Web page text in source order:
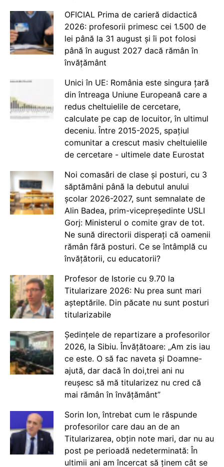
OFICIAL Prima de carieră didactică
2026: profesorii primesc cei 1.500 de
lei până la 31 august și îi pot folosi
până în august 2027 dacă rămân în
învățământ
Unici în UE: România este singura țară
din întreaga Uniune Europeană care a
redus cheltuielile de cercetare,
calculate pe cap de locuitor, în ultimul
deceniu. Între 2015-2025, spațiul
comunitar a crescut masiv cheltuielile
de cercetare - ultimele date Eurostat
Noi comasări de clase și posturi, cu 3
săptămâni până la debutul anului
școlar 2026-2027, sunt semnalate de
Alin Badea, prim-vicepreședinte USLI
Gorj: Ministerul o comite grav de tot.
Ne sună directorii disperați că oamenii
rămân fără posturi. Ce se întâmplă cu
învățătorii, cu educatorii?
Profesor de Istorie cu 9.70 la
Titularizare 2026: Nu prea sunt mari
așteptările. Din păcate nu sunt posturi
titularizabile
Ședințele de repartizare a profesorilor
2026, la Sibiu. Învățătoare: „Am zis iau
ce este. O să fac naveta și Doamne-
ajută, dar dacă în doi,trei ani nu
reușesc să mă titularizez nu cred că
mai rămân în învățământ”
Sorin Ion, întrebat cum le răspunde
profesorilor care dau an de an
Titularizarea, obțin note mari, dar nu au
post pe perioadă nedeterminată: În
ultimii ani am încercat să ținem cât se